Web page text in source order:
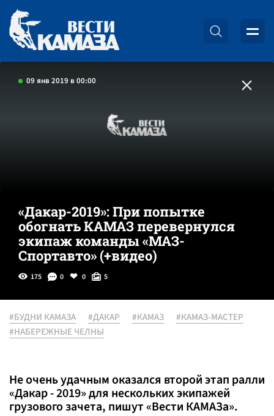
09 янв 2019 в 00:00
«Дакар-2019»: При попытке
обогнать КАМАЗ перевернулся
экипаж команды «МАЗ-
Спортавто» (+видео)
175 0 0 5
#БУДНИ КАМАЗА #ДАКАР #КАМАЗ
#КАМАЗ-МАСТЕР
#НАБЕРЕЖНЫЕ ЧЕЛНЫ
Не очень удачным оказался второй этап ралли
«Дакар - 2019» для нескольких экипажей
грузового зачета, пишут «Вести КАМАЗа».